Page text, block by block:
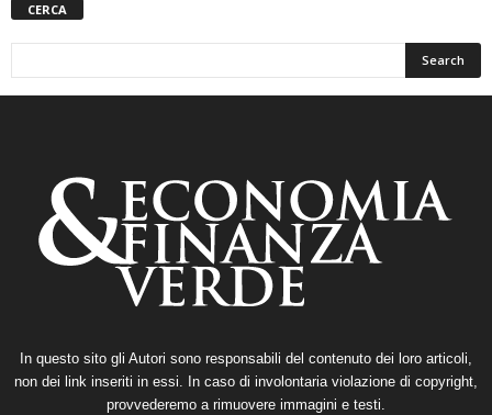
CERCA
In questo sito gli Autori sono responsabili del contenuto dei loro articoli,
non dei link inseriti in essi. In caso di involontaria violazione di copyright,
provvederemo a rimuovere immagini e testi.